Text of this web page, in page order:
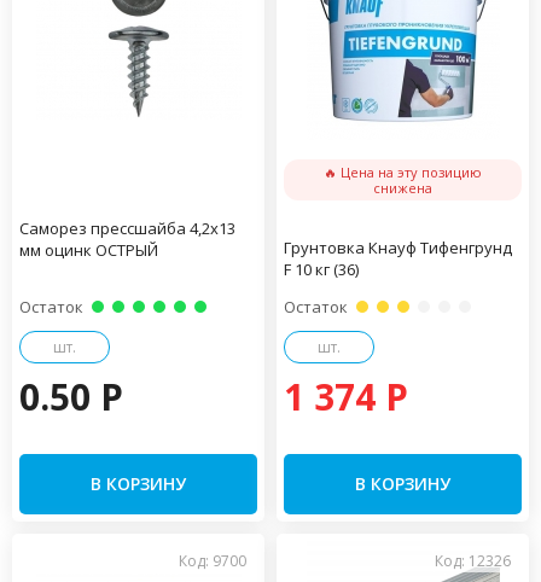
Саморез прессшайба 4,2х13
мм оцинк ОСТРЫЙ
Остаток
шт.
0.50 P
В КОРЗИНУ
🔥 Цена на эту позицию
снижена
Грунтовка Кнауф Тифенгрунд
F 10 кг (36)
Остаток
шт.
1 374 P
В КОРЗИНУ
Код: 9700 Код: 12326